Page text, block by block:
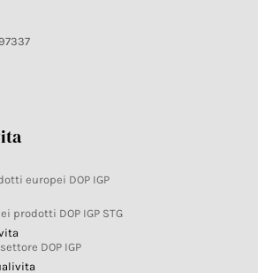
europei DOP IGP
prodotti DOP IGP STG
DOP IGP